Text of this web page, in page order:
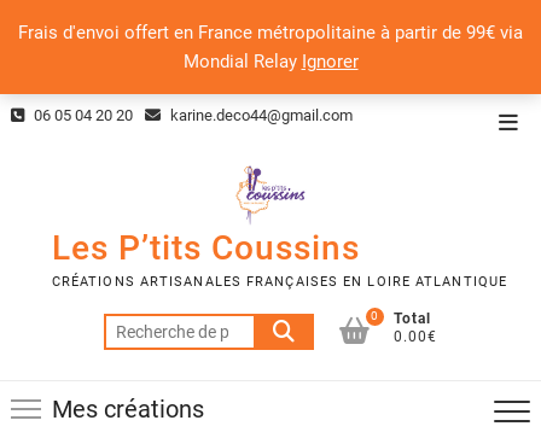
Frais d'envoi offert en France métropolitaine à partir de 99€ via
Mondial Relay Ignorer
Skip 06 05 04 20 20 karine.deco44@gmail.com
Les P’tits Coussins
CRÉATIONS ARTISANALES FRANÇAISES EN LOIRE ATLANTIQUE
Recherche
pour :
0
Total
0.00€
Mes créations